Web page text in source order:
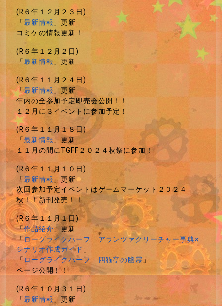
(R６年１２月２３日)
「最新情報」更新
コミケの情報更新！
(R６年１２月２日)
「最新情報」更新
(R６年１１月２４日)
「最新情報」更新
年内の全参加予定即売会公開！！
１２月に３イベントに参加予定！
(R６年１１月１８日)
「最新情報」更新
１１月の間にTGFF２０２４秋祭に参加！
(R６年１１月１０日)
「最新情報」更新
次回参加予定イベントはゲームマーケット２０２４
秋！！新刊発売！！
(R６年１１月１日)
「作品紹介」更新
「ローグライクハーフ アランツァクリーチャー事典×
シナリオ作成ガイド」
「ローグライクハーフ 四猫亭の幽霊」
ページ公開！！
(R６年１０月３１日)
「最新情報」更新